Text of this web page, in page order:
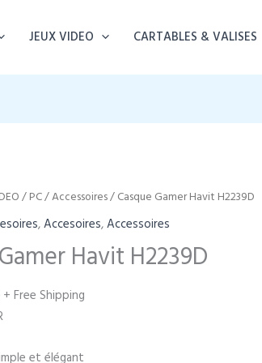
JEUX VIDEO CARTABLES & VALISES
/PC/Accessoires/ Casque Gamer Havit H2239D
,Accesoires,Accessoires
Havit H2239D
+ Free Shipping
et élégant